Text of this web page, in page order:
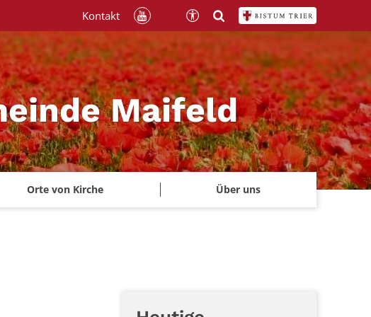
Maifeld
Orte von Kirche Über uns
Kontakt